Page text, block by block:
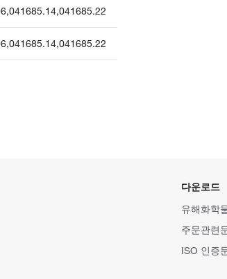
,041685.14,041685.22
,041685.14,041685.22
다운로드
유해화학
주문관련
ISO 인증